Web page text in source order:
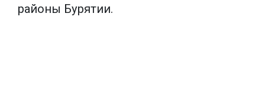
районы Бурятии.